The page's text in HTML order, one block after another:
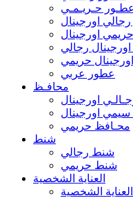
عطـور حـريـمـي
اورجينال
اورجينال
رجالي
حريمي
عطور عربي
محافـظ
اورجينال
اورجينال
محـافظ حريمي
شنط
شنط رجالي
شنط حريمي
العناية الشخصية
الشخصية